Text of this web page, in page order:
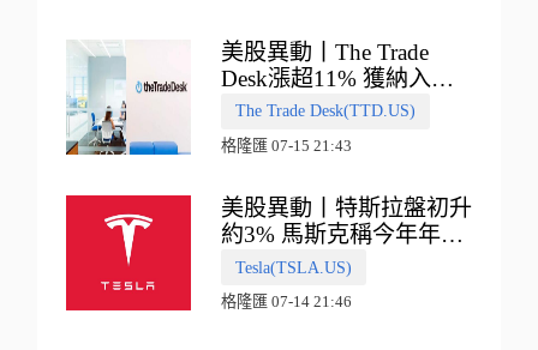
美股異動丨The Trade
Desk漲超11% 獲納入標
普500指數
The Trade Desk(TTD.US)
格隆匯 07-15 21:43
美股異動丨特斯拉盤初升
約3% 馬斯克稱今年年底
會有‘史詩級震撼’的演示
Tesla(TSLA.US)
格隆匯 07-14 21:46